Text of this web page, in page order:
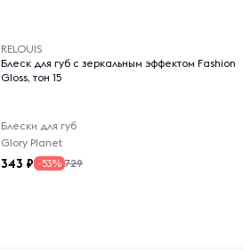
RELOUIS
Блеск для губ с зеркальным эффектом Fashion
Gloss, тон 15
Блески для губ
Glory Planet
343 -53% 729